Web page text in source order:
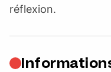
réflexion.